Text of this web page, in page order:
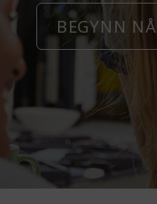
BEGYNN NÅ